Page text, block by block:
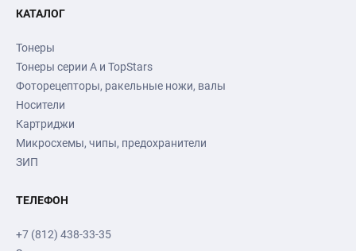
КАТАЛОГ
Тонеры
Тонеры серии А и TopStars
Фоторецепторы, ракельные ножи, валы
Носители
Картриджи
Микросхемы, чипы, предохранители
ЗИП
ТЕЛЕФОН
+7 (812) 438-33-35